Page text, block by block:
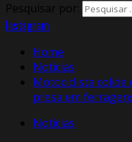
Pesquisar por:
Instagram
Home
Notícias
Motociclista colide
presa em
Notícias